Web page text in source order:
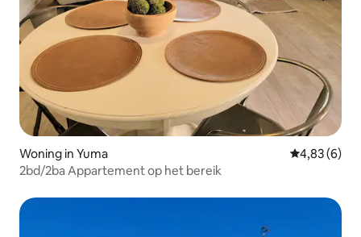
Woning in Yuma Gemiddelde
4,83 (6)
2bd/2ba Appartement op het bereik